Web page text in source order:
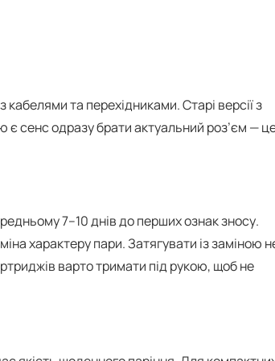
та перехідниками. Старі версії з
сенс одразу брати актуальний роз’єм —
7–10 днів до перших ознак зносу.
характеру пари. Затягувати із заміною
варто тримати під рукою, щоб не